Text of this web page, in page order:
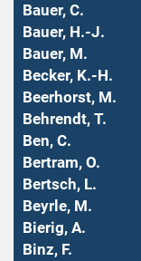
Bauer, C.
Bauer, H.-J.
Bauer, M.
Becker, K.-H.
Beerhorst, M.
Behrendt, T.
Ben, C.
Bertram, O.
Bertsch, L.
Beyrle, M.
Bierig, A.
Binz, F.